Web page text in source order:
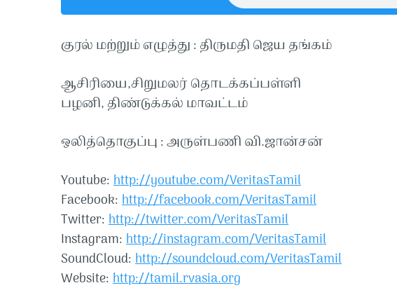
குரல் மற்றும் எழுத்து : திருமதி ஜெய தங்கம்
ஆசிரியை,சிறுமலர் தொடக்கப்பள்ளி
பழனி, திண்டுக்கல் மாவட்டம்
ஒலித்தொகுப்பு : அருள்பணி வி.ஜான்சன்
Youtube: http://youtube.com/VeritasTamil​​
Facebook: http://facebook.com/VeritasTamil​​
Twitter: http://twitter.com/VeritasTamil​​
Instagram: http://instagram.com/VeritasTamil​​
SoundCloud: http://soundcloud.com/VeritasTamil​​
Website: http://tamil.rvasia.org